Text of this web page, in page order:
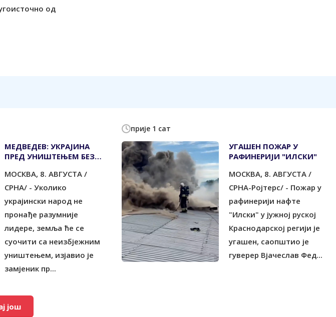
од
МЕДВЕДЕВ: УКРАЈИНА
ПРЕД УНИШТЕЊЕМ БЕЗ
РУКОВОДСТВА
МОСКВА, 8. АВГУСТА /
СРНА/ - Уколико
украјински народ не
пронађе разумније
лидере, земља ће се
суочити са неизбјежним
уништењем, изјавио је
замјеник пр...
прије 1 сат
УГАШЕН ПОЖАР У
РАФИНЕРИЈИ "ИЛСКИ"
МОСКВА, 8. АВГУСТА /
СРНА-Ројтерс/ - Пожар у
рафинерији нафте
"Илски" у јужној руској
Краснодарској регији је
угашен, саопштио је
гуверер Вјачеслав Фед...
још